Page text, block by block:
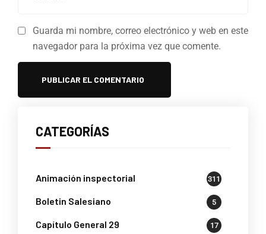
Guarda mi nombre, correo electrónico y web en este
navegador para la próxima vez que comente.
CATEGORÍAS
Animación inspectorial 311
Boletin Salesiano 5
Capítulo General 29 17